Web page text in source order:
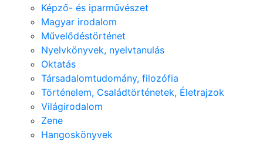
Képző- és iparművészet
Magyar irodalom
Művelődéstörténet
Nyelvkönyvek, nyelvtanulás
Oktatás
Társadalomtudomány, filozófia
Történelem, Családtörténetek, Életrajzok
Világirodalom
Zene
Hangoskönyvek